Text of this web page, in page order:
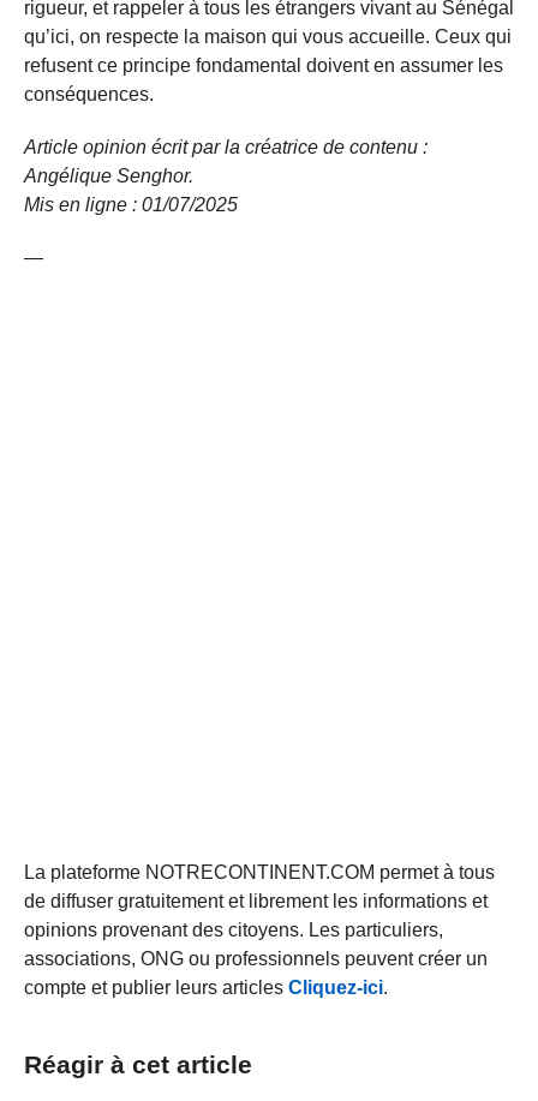
rigueur, et rappeler à tous les étrangers vivant au Sénégal
qu’ici, on respecte la maison qui vous accueille. Ceux qui
refusent ce principe fondamental doivent en assumer les
conséquences.
Article opinion écrit par la créatrice de contenu :
Angélique Senghor.
Mis en ligne : 01/07/2025
—
La plateforme NOTRECONTINENT.COM permet à tous
de diffuser gratuitement et librement les informations et
opinions provenant des citoyens. Les particuliers,
associations, ONG ou professionnels peuvent créer un
compte et publier leurs articles Cliquez-ici.
Réagir à cet article